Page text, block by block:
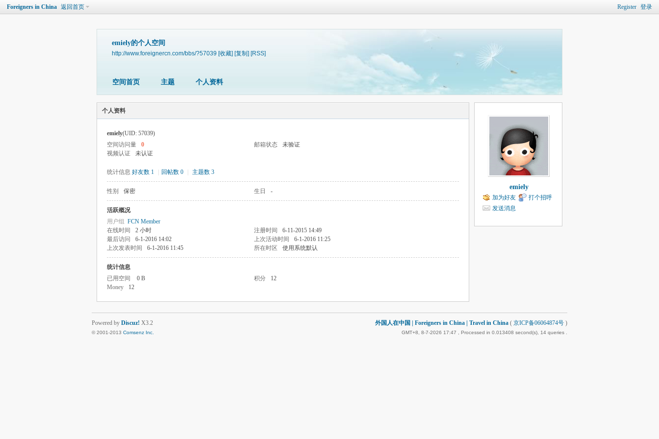
Register 登录
Foreigners in China 返回首页
emiely的个人空间
http://www.foreignercn.com/bbs/?57039 [收藏] [复制] [RSS]
空间首页 主题 个人资料
个人资料
emiely(UID: 57039)
空间访问量
0 邮箱状态
未验证
视频认证
未认证
统计信息 好友数 1 回帖数 0 主题数 3
性别 保密 生日 -
活跃概况
用户组 FCN Member
在线时间
2 小时 注册时间
6-11-2015 14:49
最后访问
6-1-2016 14:02 上次活动时间
6-1-2016 11:25
上次发表时间
6-1-2016 11:45 所在时区 使用系统默认
统计信息
已用空间
0 B 积分
12
Money
12
emiely
加为好友
打个招呼
发送消息
外国人在中国 | Foreigners in China | Travel in China ( 京ICP备06064874号 )
GMT+8, 8-7-2026 17:47 , Processed in 0.013408 second(s), 14 queries .
Powered by Discuz! X3.2
© 2001-2013 Comsenz Inc.